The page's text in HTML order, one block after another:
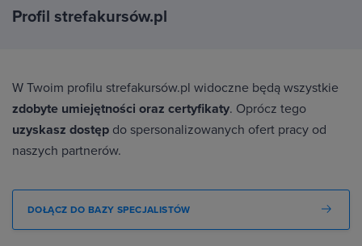
Profil strefakursów.pl
W Twoim profilu strefakursów.pl widoczne będą wszystkie
zdobyte umiejętności oraz certyfikaty. Oprócz tego
uzyskasz dostęp do spersonalizowanych ofert pracy od
naszych partnerów.
DOŁĄCZ DO BAZY SPECJALISTÓW